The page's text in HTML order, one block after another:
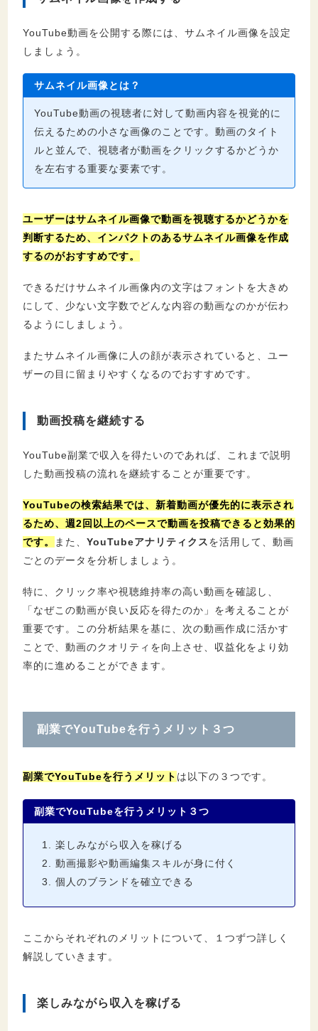
YouTube動画を公開する際には、サムネイル画像を設定
しましょう。
サムネイル画像 とは？
YouTube動画の視聴者に対して動画内容を視覚的に
伝えるための小さな画像のことです。動画のタイト
ルと並んで、視聴者が動画をクリックするかどうか
を左右する重要な要素です。
ユーザーはサムネイル画像で動画を視聴するかどうかを
判断するため、インパクトのあるサムネイル画像を作成
するのがおすすめです。
できるだけサムネイル画像内の文字はフォントを大きめ
にして、少ない文字数でどんな内容の動画なのかが伝わ
るようにしましょう。
またサムネイル画像に人の顔が表示されていると、ユー
ザーの目に留まりやすくなるのでおすすめです。
動画投稿を継続する
YouTube副業で収入を得たいのであれば、これまで説明
した動画投稿の流れを継続することが重要です。
YouTubeの検索結果では、新着動画が優先的に表示され
るため、週2回以上のペースで動画を投稿できると効果的
です。
また、 YouTubeアナリティクスを活用して、動画
ごとのデータを分析しましょう。
特に、クリック率や視聴維持率の高い動画を確認し、
「なぜこの動画が良い反応を得たのか」を考えることが
重要です。この分析結果を基に、次の動画作成に活かす
ことで、動画のクオリティを向上させ、収益化をより効
率的に進めることができます。
副業でYouTubeを行うメリット３つ
副業でYouTubeを行うメリット は以下の３つです。
副業でYouTubeを行うメリット３つ
楽しみながら収入を稼げる
動画撮影や動画編集スキルが身に付く
個人のブランドを確立できる
ここからそれぞれのメリットについて、１つずつ詳しく
解説していきます。
楽しみながら収入を稼げる